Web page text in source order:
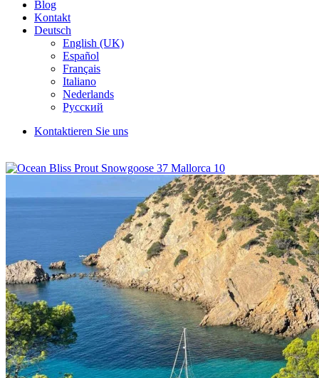
Blog
Kontakt
Deutsch
English (UK)
Español
Français
Italiano
Nederlands
Русский
Kontaktieren Sie uns